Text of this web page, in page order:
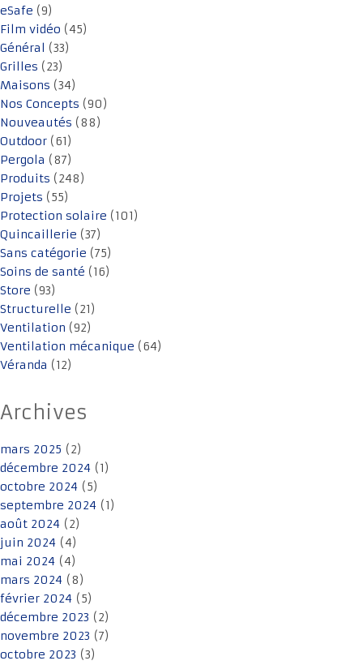
eSafe (9)
Film vidéo (45)
Général (33)
Grilles (23)
Maisons (34)
Nos Concepts (90)
Nouveautés (88)
Outdoor (61)
Pergola (87)
Produits (248)
Projets (55)
Protection solaire (101)
Quincaillerie (37)
Sans catégorie (75)
Soins de santé (16)
Store (93)
Structurelle (21)
Ventilation (92)
Ventilation mécanique (64)
Véranda (12)
Archives
mars 2025 (2)
décembre 2024 (1)
octobre 2024 (5)
septembre 2024 (1)
août 2024 (2)
juin 2024 (4)
mai 2024 (4)
mars 2024 (8)
février 2024 (5)
décembre 2023 (2)
novembre 2023 (7)
octobre 2023 (3)